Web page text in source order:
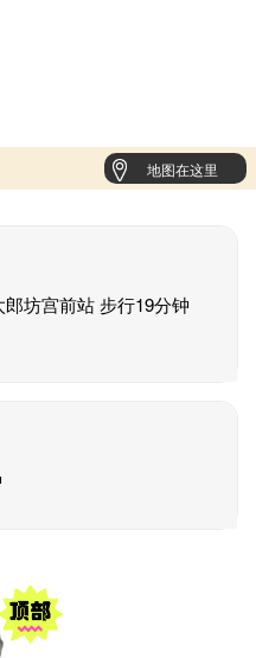
地图在这里
坊宫前站 步行19分钟